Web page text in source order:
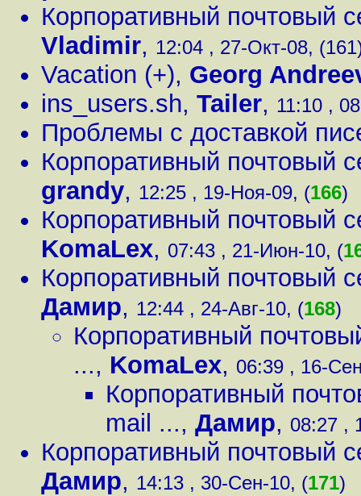
Корпоративный почтовый
Vladimir, 12:04 , 27-Окт-08,
Vacation (+), Georg
ins_users.sh, Tailer, 11:10 ,
Проблемы с доставкой
Корпоративный почтовый
grandy, 12:25 , 19-Ноя-09, (166)
Корпоративный почтовый
KomaLex, 07:43 , 21-Июн-10, (
Корпоративный почтовый
Дамир, 12:44 , 24-Авг-10, (168)
Корпоративный
..., KomaLex, 06:39 , 16-
Корпоративный
mail ..., Дамир, 08:27 ,
Корпоративный почтовый
Дамир, 14:13 , 30-Сен-10, (171)